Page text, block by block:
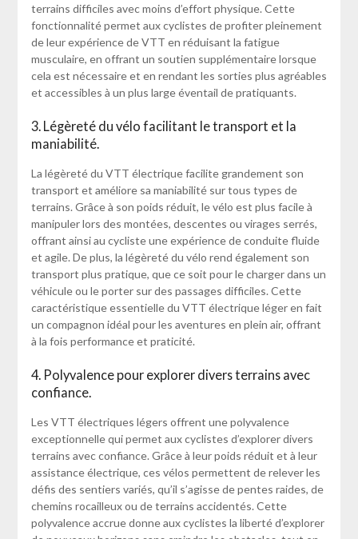
terrains difficiles avec moins d’effort physique. Cette
fonctionnalité permet aux cyclistes de profiter pleinement
de leur expérience de VTT en réduisant la fatigue
musculaire, en offrant un soutien supplémentaire lorsque
cela est nécessaire et en rendant les sorties plus agréables
et accessibles à un plus large éventail de pratiquants.
3. Légèreté du vélo facilitant le transport et la
maniabilité.
La légèreté du VTT électrique facilite grandement son
transport et améliore sa maniabilité sur tous types de
terrains. Grâce à son poids réduit, le vélo est plus facile à
manipuler lors des montées, descentes ou virages serrés,
offrant ainsi au cycliste une expérience de conduite fluide
et agile. De plus, la légèreté du vélo rend également son
transport plus pratique, que ce soit pour le charger dans un
véhicule ou le porter sur des passages difficiles. Cette
caractéristique essentielle du VTT électrique léger en fait
un compagnon idéal pour les aventures en plein air, offrant
à la fois performance et praticité.
4. Polyvalence pour explorer divers terrains avec
confiance.
Les VTT électriques légers offrent une polyvalence
exceptionnelle qui permet aux cyclistes d’explorer divers
terrains avec confiance. Grâce à leur poids réduit et à leur
assistance électrique, ces vélos permettent de relever les
défis des sentiers variés, qu’il s’agisse de pentes raides, de
chemins rocailleux ou de terrains accidentés. Cette
polyvalence accrue donne aux cyclistes la liberté d’explorer